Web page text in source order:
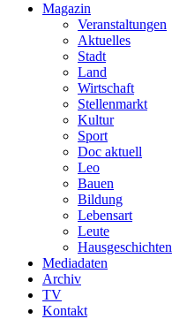
Magazin
Veranstaltungen
Aktuelles
Stadt
Land
Wirtschaft
Stellenmarkt
Kultur
Sport
Doc aktuell
Leo
Bauen
Bildung
Lebensart
Leute
Hausgeschichten
Mediadaten
Archiv
TV
Kontakt